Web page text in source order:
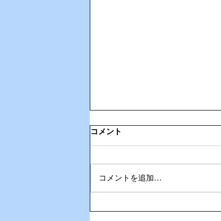
⛳ 武雄・嬉野カントリークラ
コメント
コメントを追加…